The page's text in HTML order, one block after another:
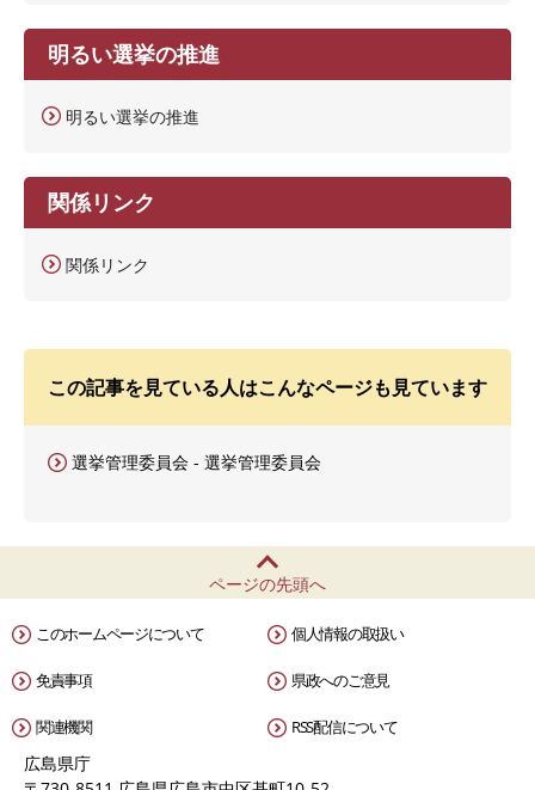
明るい選挙の推進
明るい選挙の推進
関係リンク
関係リンク
この記事を見ている人はこんなページも見ています
選挙管理委員会 - 選挙管理委員会
ページの先頭へ
このホームページについて 個人情報の取扱い
免責事項 県政へのご意見
関連機関 RSS配信について
広島県庁